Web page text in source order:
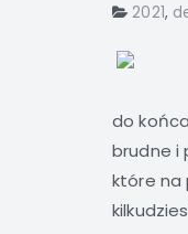
2021,
do
brudne i
które na